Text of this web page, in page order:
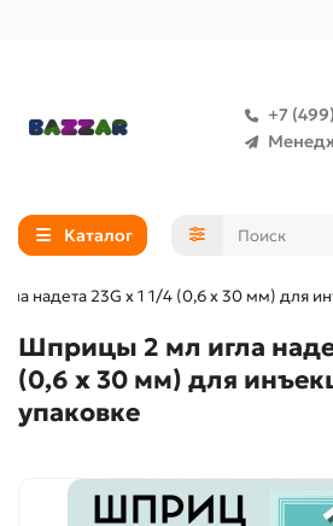
+7
Каталог
надета 23G x 1 1/4 (0,6 x 30 мм) для
Шприцы 2 мл игла
(0,6 x 30 мм) для
упаковке